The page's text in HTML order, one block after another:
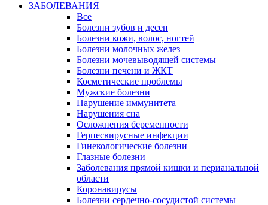
ЗАБОЛЕВАНИЯ
Все
Болезни зубов и десен
Болезни кожи, волос, ногтей
Болезни молочных желез
Болезни мочевыводящей системы
Болезни печени и ЖКТ
Косметические проблемы
Мужские болезни
Нарушение иммунитета
Нарушения сна
Осложнения беременности
Герпесвирусные инфекции
Гинекологические болезни
Глазные болезни
Заболевания прямой кишки и перианальной
области
Коронавирусы
Болезни сердечно-сосудистой системы